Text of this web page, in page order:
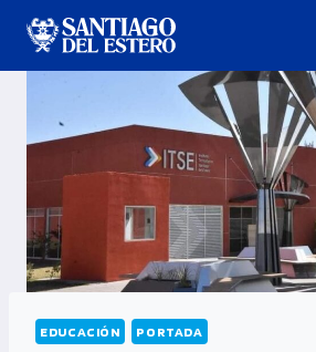
EDUCACIÓN PORTADA